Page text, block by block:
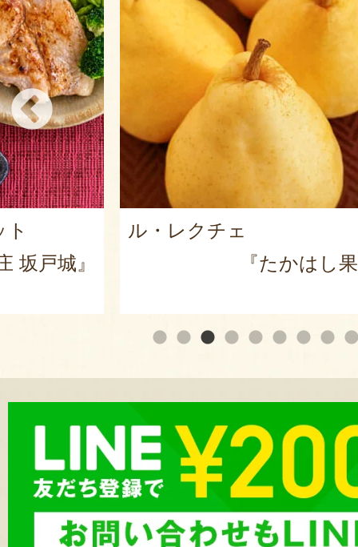
ト
坂戸城』
ル・レクチェ
『たかはし